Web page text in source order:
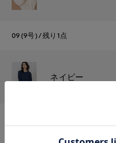
09(9号) 残り1点
ネイビー